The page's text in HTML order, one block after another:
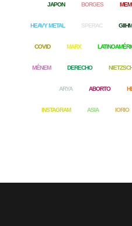
JAPON BORGES
HEAVY METAL SPERAC
COVID MARX
MÉNEM DERECHO
ARYA ABORTO
INSTAGRAM ASIA IORIO